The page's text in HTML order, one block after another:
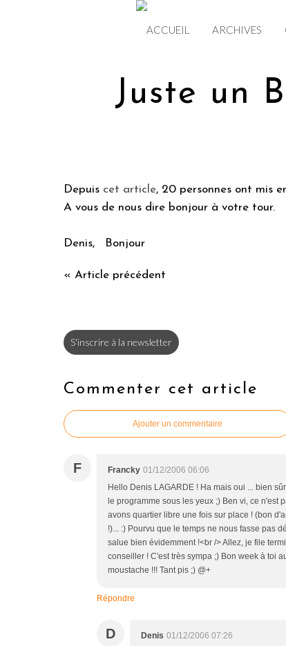
ACCUEIL ARCHIVES
Juste un
Depuis cet article, 20 personnes ont mis
A vous de nous dire bonjour à votre tour.
Denis, Bonjour
« Article précédent
S'inscrire à la newsletter
Commenter cet article
Ajouter un commentaire
F Francky 01/12/2006 06:06
Hello Denis LAGARDE ! Ha mais oui ... bien
le programme sous les yeux ;) Ben vi, ce
avons quartier libre une fois sur place ! (bon
!)... :) Pourvu que le temps ne nous fasse pas
salue bien évidemment !<br /> Allez, je file
conseiller ! C'est très sympa ;) Bon week à toi
moustache !!! Tant pis ;) @+
Répondre
D Denis 01/12/2006 07:26